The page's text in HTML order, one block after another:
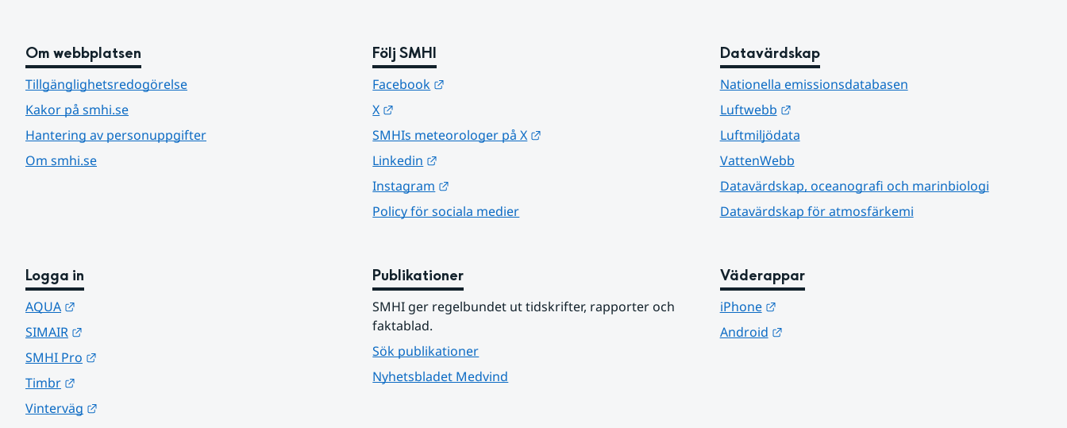
Om webbplatsen
Tillgänglighetsredogörelse
Kakor på smhi.se
Hantering av personuppgifter
Om smhi.se
Följ SMHI
Facebook
X
SMHIs meteorologer på X
Linkedin
Instagram
Policy för sociala medier
Datavärdskap
Nationella emissionsdatabasen
Luftwebb
Länk till annan webbplats.
Luftmiljödata
VattenWebb
Datavärdskap, oceanografi och marinbiologi
Datavärdskap för atmosfärkemi
Logga in
AQUA
SIMAIR
SMHI Pro
Timbr
Vinterväg
Publikationer
SMHI ger regelbundet ut tidskrifter, rapporter och
faktablad.
Sök publikationer
Nyhetsbladet Medvind
Väderappar
iPhone
Länk till annan webbplats.
Android
Länk till annan webbplats.